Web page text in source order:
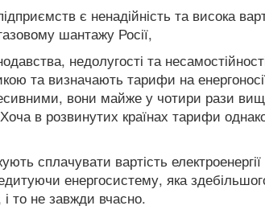
є ненадійність та висока
шантажу Росії,
недолугості та
та визначають тарифи на
вони майже у чотири рази
в розвинутих країнах тарифи
сплачувати вартість
енергосистему, яка
то не завжди вчасно.